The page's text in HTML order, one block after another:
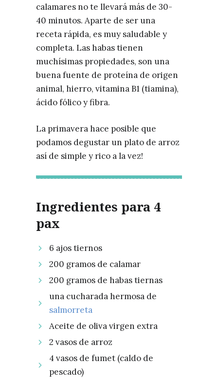
calamares no te llevará más de 30-
40 minutos. Aparte de ser una
receta rápida, es muy saludable y
completa. Las habas tienen
muchísimas propiedades, son una
buena fuente de proteína de origen
animal, hierro, vitamina B1 (tiamina),
ácido fólico y fibra.
La primavera hace posible que
podamos degustar un plato de arroz
así de simple y rico a la vez!
Ingredientes para 4
pax
6 ajos tiernos
200 gramos de calamar
200 gramos de habas tiernas
una cucharada hermosa de
salmorreta
Aceite de oliva virgen extra
2 vasos de arroz
4 vasos de fumet (caldo de
pescado)